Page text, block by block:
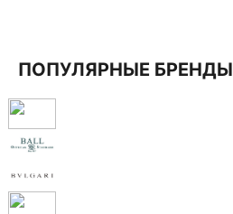
ПОПУЛЯРНЫЕ БРЕНДЫ